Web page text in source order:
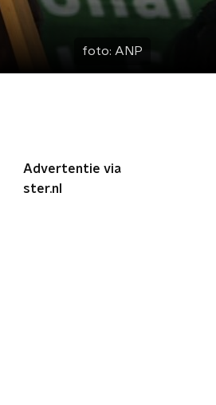
foto: ANP
Advertentie via
ster.nl